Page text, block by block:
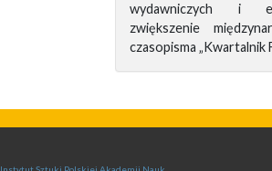
wydawniczych i
zwiększenie
czasopisma „Kwartalnik